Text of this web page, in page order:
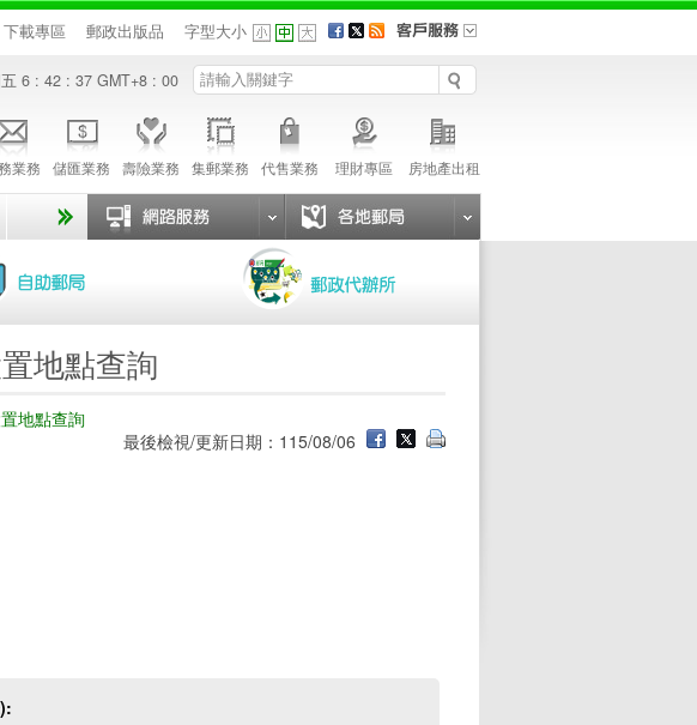
下載專區 郵政出版品 字型大小
6 : 42 : 37 GMT+8 : 00
業務 儲匯業務 壽險業務 集郵業務 代售業務 理財專區 房地產出租
地點查詢
地點查詢
最後檢視/更新日期：115/08/06